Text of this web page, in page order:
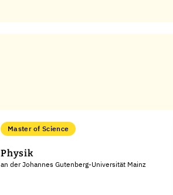
Master of Science
Physik
an der Johannes Gutenberg-Universität Mainz